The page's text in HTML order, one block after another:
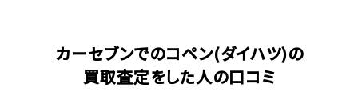
カーセブンでのコペン(ダイハツ)の
買取査定をした人の口コミ